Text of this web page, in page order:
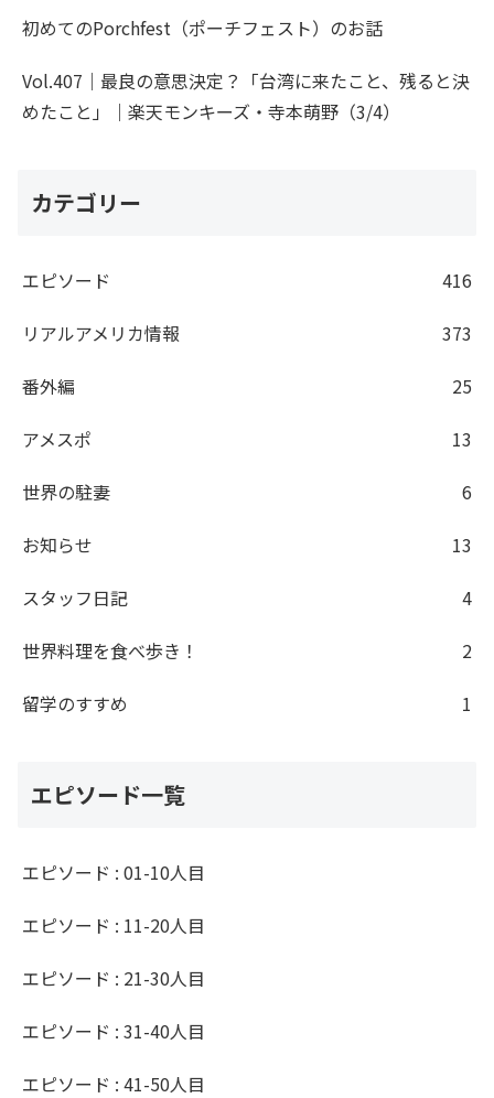
初めてのPorchfest（ポーチフェスト）のお話
Vol.407｜最良の意思決定？「台湾に来たこと、残ると決
めたこと」｜楽天モンキーズ・寺本萌野（3/4）
カテゴリー
エピソード
416
リアルアメリカ情報
373
番外編
25
アメスポ
13
世界の駐妻
6
お知らせ
13
スタッフ日記
4
世界料理を食べ歩き！
2
留学のすすめ
1
エピソード一覧
エピソード : 01-10人目
エピソード : 11-20人目
エピソード : 21-30人目
エピソード : 31-40人目
エピソード : 41-50人目